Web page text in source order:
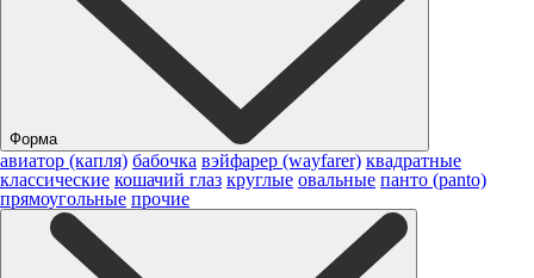
Форма
авиатор (капля) бабочка вэйфарер (wayfarer) квадратные
классические кошачий глаз круглые овальные панто (panto)
прямоугольные прочие